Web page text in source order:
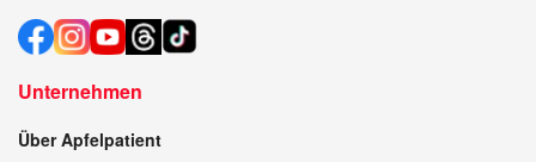
Unternehmen
Über Apfelpatient